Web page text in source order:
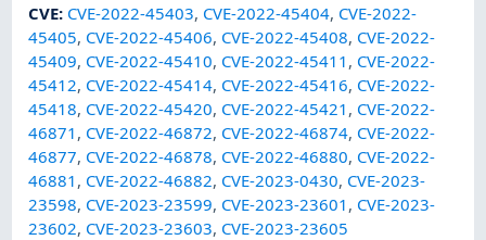
CVE: CVE-2022-45403, CVE-2022-45404, CVE-2022-
45405, CVE-2022-45406, CVE-2022-45408, CVE-2022-
45409, CVE-2022-45410, CVE-2022-45411 , CVE-2022-
45412, CVE-2022-45414, CVE-2022-45416, CVE-2022-
45418, CVE-2022-45420, CVE-2022-45421 , CVE-2022-
46871 , CVE-2022-46872, CVE-2022-46874, CVE-2022-
46877, CVE-2022-46878, CVE-2022-46880, CVE-2022-
46881 , CVE-2022-46882, CVE-2023-0430, CVE-2023-
23598, CVE-2023-23599, CVE-2023-23601 , CVE-2023-
23602, CVE-2023-23603, CVE-2023-23605